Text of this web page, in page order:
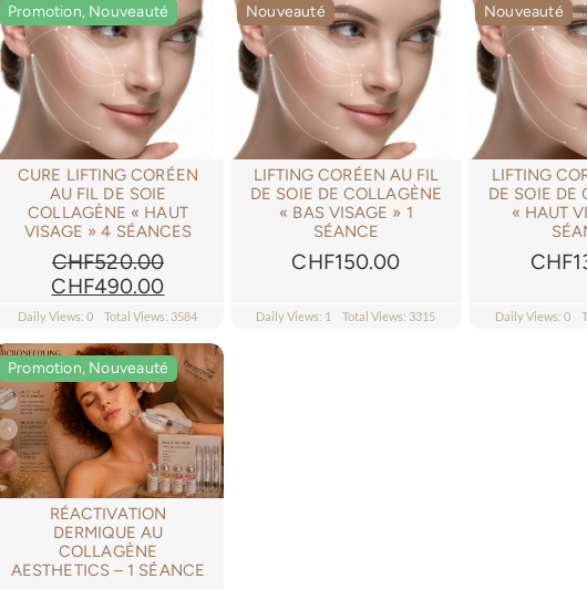
Promotion, Nouveauté
Promotion, Nouveauté
CURE LIFTING CORÉEN
AU FIL DE SOIE
COLLAGÈNE « HAUT
VISAGE » 4 SÉANCES
CHF520.00
Le
prix
était :
CHF520.00.
CHF490.00Le
prix
est :
CHF490.00.
Daily Views: 0 Total Views: 3584
Nouveauté
LIFTING CORÉEN AU FIL
DE SOIE DE COLLAGÈNE
« BAS VISAGE » 1
SÉANCE
CHF150.00
Daily Views: 1 Total Views: 3315
Nouveauté
LIFTING
DE SOIE DE
« HAUT
CHF
Daily Views: 0
Promotion, Nouveauté
Promotion, Nouveauté
RÉACTIVATION
DERMIQUE AU
COLLAGÈNE
AESTHETICS – 1 SÉANCE